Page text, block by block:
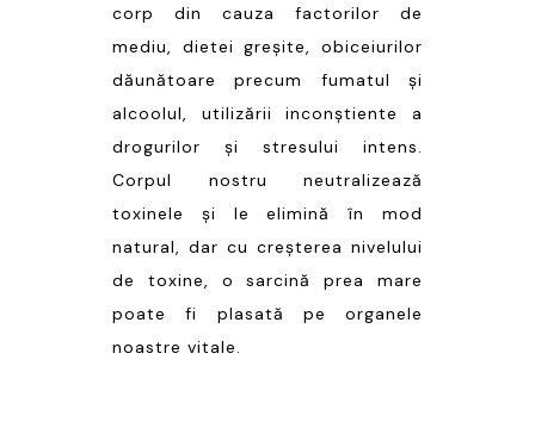
corp din cauza factorilor de
mediu, dietei greșite, obiceiurilor
dăunătoare precum fumatul și
alcoolul, utilizării inconștiente a
drogurilor și stresului intens.
Corpul nostru neutralizează
toxinele și le elimină în mod
natural, dar cu creșterea nivelului
de toxine, o sarcină prea mare
poate fi plasată pe organele
noastre vitale.